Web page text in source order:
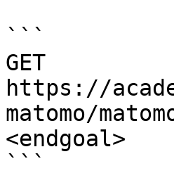
```
GET
https://
matomo/
<endgoal>
```